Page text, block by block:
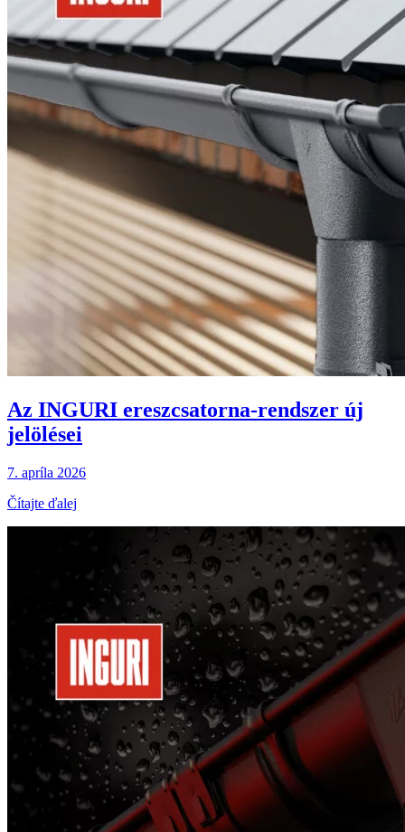
Az INGURI ereszcsatorna-rendszer új
jelölései
7. apríla 2026
Čítajte ďalej